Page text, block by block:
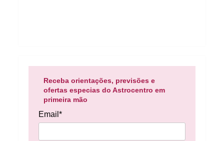
Receba orientações, previsões e
ofertas especias do Astrocentro em
primeira mão
Email*